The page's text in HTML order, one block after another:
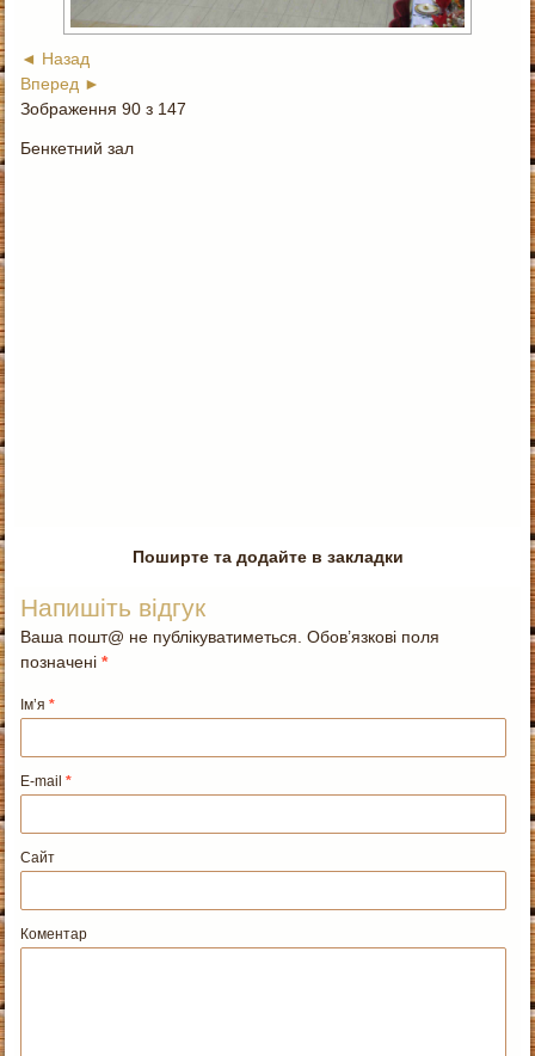
◄ Назад
Вперед ►
Зображення 90 з 147
Бенкетний зал
Поширте та додайте в закладки
Напишіть відгук
Ваша пошт@ не публікуватиметься. Обов’язкові поля
позначені*
Ім’я*
E-mail*
Сайт
Коментар